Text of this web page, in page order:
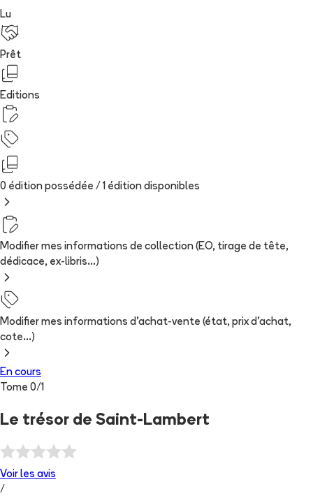
Lu
Prêt
Editions
0 édition possédée / 1 édition disponibles
Modifier mes informations de collection (EO, tirage de tête,
dédicace, ex-libris...)
Modifier mes informations d'achat-vente (état, prix d'achat,
cote...)
En cours
Tome 0/1
Le trésor de Saint-Lambert
Voir les avis
/